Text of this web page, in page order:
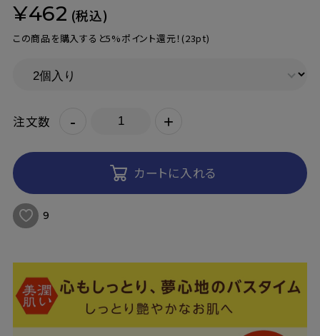
¥462 (税込)
この商品を購入すると5%ポイント還元！ (23pt)
注文数 - +
カートに入れる
9